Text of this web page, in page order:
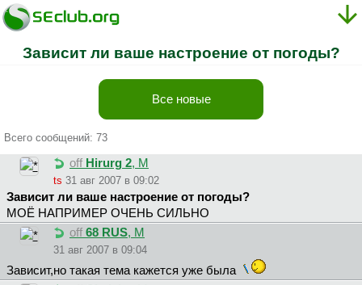
Зависит ли ваше настроение от погоды?
Все новые
Всего сообщений: 73
off Hirurg 2, М
ts 31 авг 2007 в 09:02
Зависит ли ваше настроение от погоды?
МОЁ НАПРИМЕР ОЧЕНЬ СИЛЬНО
off 68 RUS, М
31 авг 2007 в 09:04
Зависит,но такая тема кажется уже была